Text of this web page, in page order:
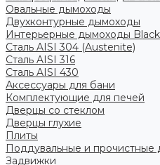
Овальные дымоходы
Двухконтурные дымоходы
Интерьерные дымоходы
Сталь AISI 304 (Austenite)
Сталь AISI 316
Сталь AISI 430
Аксессуары для бани
Комплектующие для печей
Дверцы со стеклом
Дверцы глухие
Плиты
Поддувальные и прочистные
Задвижки